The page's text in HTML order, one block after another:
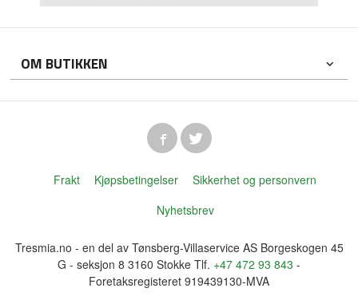
OM BUTIKKEN
Frakt Kjøpsbetingelser
Sikkerhet og personvern
Nyhetsbrev
Tresmia.no - en del av Tønsberg-Villaservice AS Borgeskogen 45
G - seksjon 8 3160 Stokke Tlf. +47 472 93 843 -
Foretaksregisteret 919439130-MVA